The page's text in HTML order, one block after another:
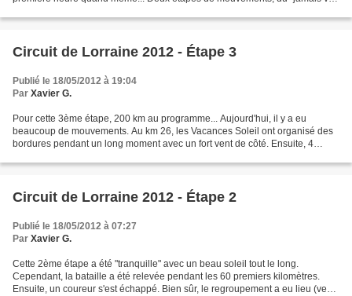
Circuit de Lorraine 2012 - Étape 3
Publié le 18/05/2012 à 19:04
Par Xavier G.
Pour cette 3ème étape, 200 km au programme... Aujourd'hui, il y a eu
beaucoup de mouvements. Au km 26, les Vacances Soleil ont organisé des
bordures pendant un long moment avec un fort vent de côté. Ensuite, 4
Circuit de Lorraine 2012 - Étape 2
Publié le 18/05/2012 à 07:27
Par Xavier G.
Cette 2ème étape a été "tranquille" avec un beau soleil tout le long.
Cependant, la bataille a été relevée pendant les 60 premiers kilomètres.
Ensuite, un coureur s'est échappé. Bien sûr, le regroupement a eu lieu (vent